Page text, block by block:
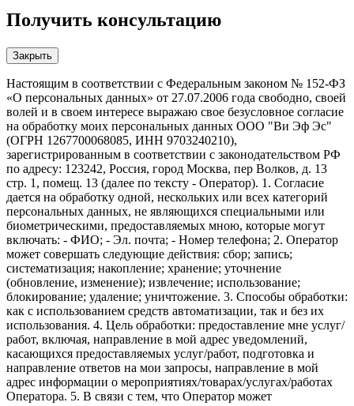
Получить консультацию
Закрыть
Настоящим в соответствии с Федеральным законом № 152-ФЗ
«О персональных данных» от 27.07.2006 года свободно, своей
волей и в своем интересе выражаю свое безусловное согласие
на обработку моих персональных данных ООО "Ви Эф Эс"
(ОГРН 1267700068085, ИНН 9703240210),
зарегистрированным в соответствии с законодательством РФ
по адресу: 123242, Россия, город Москва, пер Волков, д. 13
стр. 1, помещ. 13 (далее по тексту - Оператор). 1. Согласие
дается на обработку одной, нескольких или всех категорий
персональных данных, не являющихся специальными или
биометрическими, предоставляемых мною, которые могут
включать: - ФИО; - Эл. почта; - Номер телефона; 2. Оператор
может совершать следующие действия: сбор; запись;
систематизация; накопление; хранение; уточнение
(обновление, изменение); извлечение; использование;
блокирование; удаление; уничтожение. 3. Способы обработки:
как с использованием средств автоматизации, так и без их
использования. 4. Цель обработки: предоставление мне услуг/
работ, включая, направление в мой адрес уведомлений,
касающихся предоставляемых услуг/работ, подготовка и
направление ответов на мои запросы, направление в мой
адрес информации о мероприятиях/товарах/услугах/работах
Оператора. 5. В связи с тем, что Оператор может